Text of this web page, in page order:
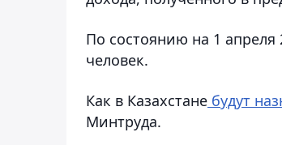
По состоянию на 1 апреля
человек.
Как в Казахстане будут
Минтруда.